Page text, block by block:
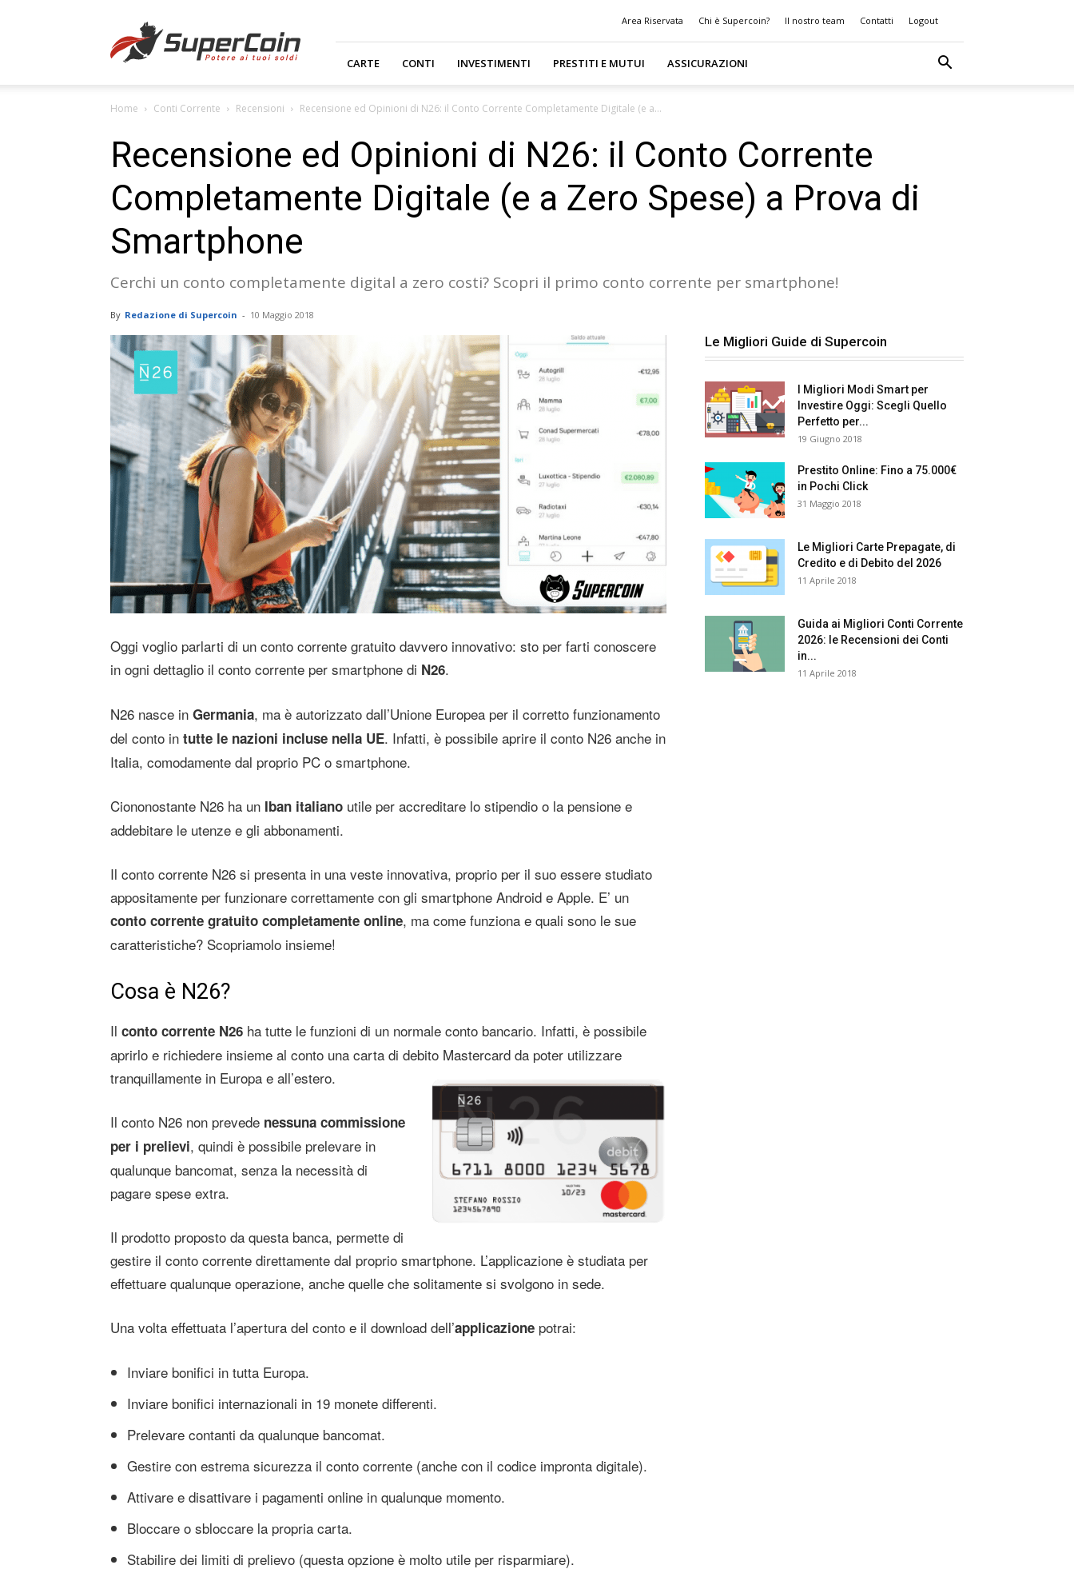
Area Riservata Chi è Supercoin? Il nostro team Contatti Logout
CARTE CONTI INVESTIMENTI PRESTITI E MUTUI ASSICURAZIONI
Home Conti Corrente Recensioni Recensione ed Opinioni di N26: il Conto Corrente Completamente Digitale (e a...
Recensione ed Opinioni di N26: il Conto Corrente
Completamente Digitale (e a Zero Spese) a Prova di
Smartphone
Cerchi un conto completamente digital a zero costi? Scopri il primo conto corrente per smartphone!
By Redazione di Supercoin - 10 Maggio 2018
Oggi voglio parlarti di un conto corrente gratuito davvero innovativo: sto per farti conoscere
in ogni dettaglio il conto corrente per smartphone di N26.
N26 nasce in Germania, ma è autorizzato dall’Unione Europea per il corretto funzionamento
del conto in tutte le nazioni incluse nella UE. Infatti, è possibile aprire il conto N26 anche in
Italia, comodamente dal proprio PC o smartphone.
Ciononostante N26 ha un Iban italiano utile per accreditare lo stipendio o la pensione e
addebitare le utenze e gli abbonamenti.
Il conto corrente N26 si presenta in una veste innovativa, proprio per il suo essere studiato
appositamente per funzionare correttamente con gli smartphone Android e Apple. E’ un
conto corrente gratuito completamente online, ma come funziona e quali sono le sue
caratteristiche? Scopriamolo insieme!
Cosa è N26?
Il conto corrente N26 ha tutte le funzioni di un normale conto bancario. Infatti, è possibile
aprirlo e richiedere insieme al conto una carta di debito Mastercard da poter utilizzare
tranquillamente in Europa e all’estero.
Il conto N26 non prevede nessuna commissione
per i prelievi, quindi è possibile prelevare in
qualunque bancomat, senza la necessità di
pagare spese extra.
Il prodotto proposto da questa banca, permette di
gestire il conto corrente direttamente dal proprio smartphone. L’applicazione è studiata per
effettuare qualunque operazione, anche quelle che solitamente si svolgono in sede.
Una volta effettuata l’apertura del conto e il download dell’applicazione potrai:
Inviare bonifici in tutta Europa.
Inviare bonifici internazionali in 19 monete differenti.
Prelevare contanti da qualunque bancomat.
Gestire con estrema sicurezza il conto corrente (anche con il codice impronta digitale).
Attivare e disattivare i pagamenti online in qualunque momento.
Bloccare o sbloccare la propria carta.
Stabilire dei limiti di prelievo (questa opzione è molto utile per risparmiare).
Le Migliori Guide di Supercoin
I Migliori Modi Smart per
Investire Oggi: Scegli Quello
Perfetto per...
19 Giugno 2018
Prestito Online: Fino a 75.000€
in Pochi Click
31 Maggio 2018
Le Migliori Carte Prepagate, di
Credito e di Debito del 2026
11 Aprile 2018
Guida ai Migliori Conti Corrente
2026: le Recensioni dei Conti
in...
11 Aprile 2018